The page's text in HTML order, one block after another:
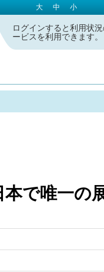
大 中 小
ログインすると利用状
ービスを利用できます。
で唯一の